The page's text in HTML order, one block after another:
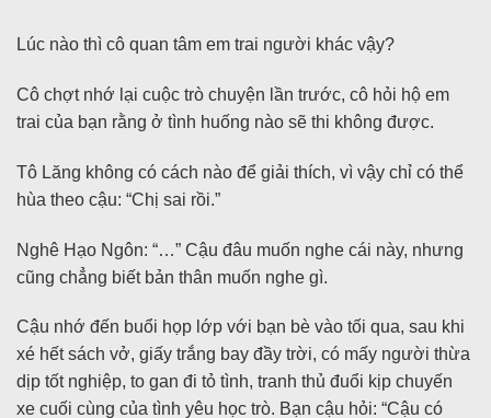
Lúc nào thì cô quan tâm em trai người khác vậy?
Cô chợt nhớ lại cuộc trò chuyện lần trước, cô hỏi hộ em
trai của bạn rằng ở tình huống nào sẽ thi không được.
Tô Lăng không có cách nào để giải thích, vì vậy chỉ có thể
hùa theo cậu: “Chị sai rồi.”
Nghê Hạo Ngôn: “…” Cậu đâu muốn nghe cái này, nhưng
cũng chẳng biết bản thân muốn nghe gì.
Cậu nhớ đến buổi họp lớp với bạn bè vào tối qua, sau khi
xé hết sách vở, giấy trắng bay đầy trời, có mấy người thừa
dịp tốt nghiệp, to gan đi tỏ tình, tranh thủ đuổi kịp chuyến
xe cuối cùng của tình yêu học trò. Bạn cậu hỏi: “Cậu có